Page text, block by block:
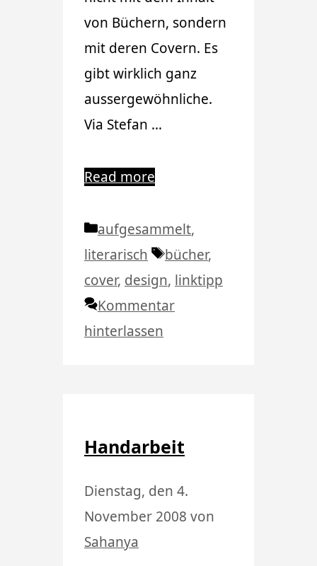
von Büchern, sondern
mit deren Covern. Es
gibt wirklich ganz
aussergewöhnliche.
Via Stefan …
Read more
Kategorien
aufgesammelt,
literarisch
Schlagwörter
bücher,
cover, design, linktipp
Kommentar
hinterlassen
Handarbeit
Dienstag, den 4.
November 2008 von
Sahanya